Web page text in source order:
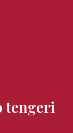
tengeri